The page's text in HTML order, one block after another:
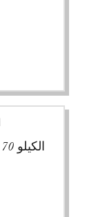
الكيلو 70 ـ قرية مارسليا الساحل الشمالي